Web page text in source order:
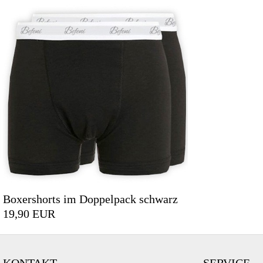
Boxershorts im Doppelpack schwarz
19,90 EUR